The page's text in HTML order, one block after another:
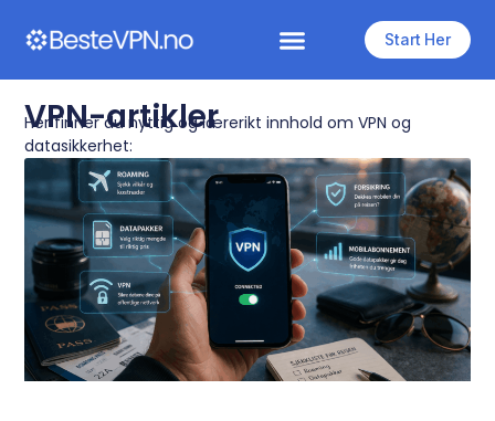
Start Her
VPN-artikler
Her finner du nyttig og lærerikt innhold om VPN og
datasikkerhet: